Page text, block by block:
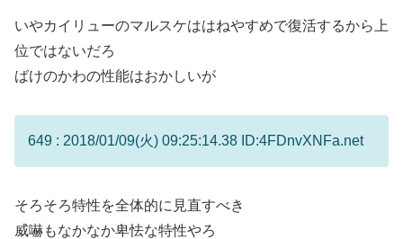
いやカイリューのマルスケははねやすめで復活するから上
位ではないだろ
ばけのかわの性能はおかしいが
649 : 2018/01/09(火) 09:25:14.38 ID:4FDnvXNFa.net
そろそろ特性を全体的に見直すべき
威嚇もなかなか卑怯な特性やろ